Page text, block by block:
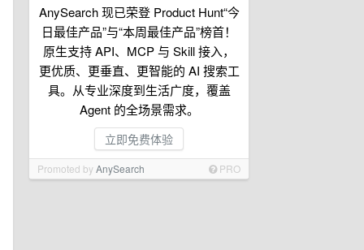
AnySearch 现已荣登 Product Hunt“今
日最佳产品”与“本周最佳产品”榜首！
原生支持 API、MCP 与 Skill 接入，
更优质、更垂直、更智能的 AI 搜索工
具。从专业深度到生活广度，覆盖
Agent 的全场景需求。
立即免费体验
Promoted byAnySearch PRO